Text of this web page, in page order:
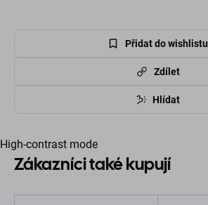
Přidat do wishlistu
Zdílet
Hlídat
High-contrast mode
Zákazníci také kupují